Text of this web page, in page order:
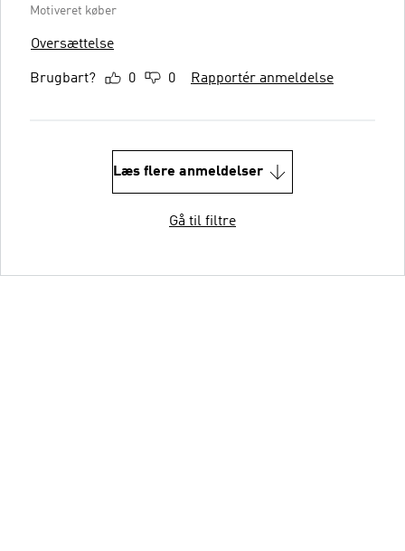
Motiveret køber
Oversættelse
Brugbart? 0 0 Rapportér anmeldelse
Læs flere anmeldelser
Gå til filtre